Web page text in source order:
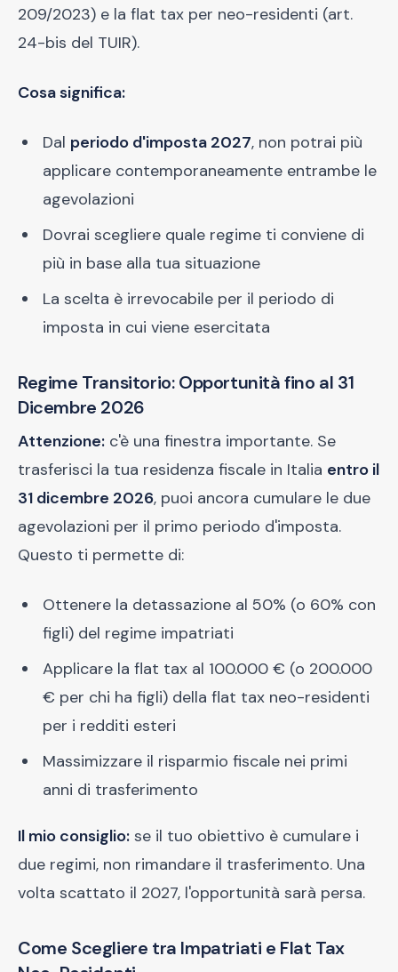
209/2023) e la flat tax per neo-residenti (art.
24-bis del TUIR).
Cosa significa:
Dal periodo d'imposta 2027, non potrai più
applicare contemporaneamente entrambe le
agevolazioni
Dovrai scegliere quale regime ti conviene di
più in base alla tua situazione
La scelta è irrevocabile per il periodo di
imposta in cui viene esercitata
Regime Transitorio: Opportunità fino al 31
Dicembre 2026
Attenzione: c'è una finestra importante. Se
trasferisci la tua residenza fiscale in Italia entro il
31 dicembre 2026, puoi ancora cumulare le due
agevolazioni per il primo periodo d'imposta.
Questo ti permette di:
Ottenere la detassazione al 50% (o 60% con
figli) del regime impatriati
Applicare la flat tax al 100.000 € (o 200.000
€ per chi ha figli) della flat tax neo-residenti
per i redditi esteri
Massimizzare il risparmio fiscale nei primi
anni di trasferimento
Il mio consiglio: se il tuo obiettivo è cumulare i
due regimi, non rimandare il trasferimento. Una
volta scattato il 2027, l'opportunità sarà persa.
Come Scegliere tra Impatriati e Flat Tax